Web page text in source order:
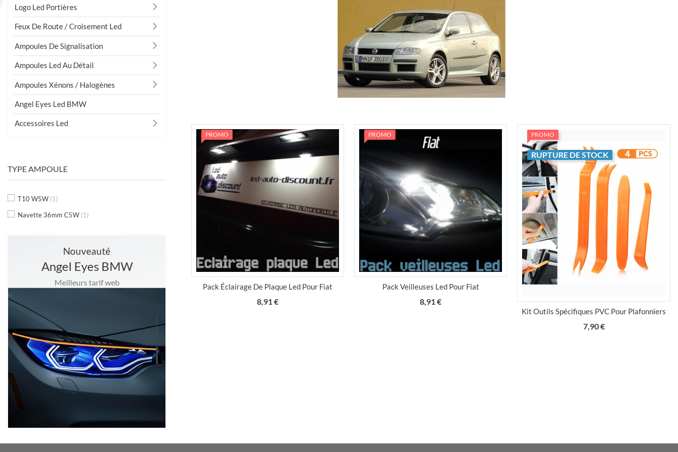
Logo Led Portières
Feux De Route / Croisement Led
Ampoules De Signalisation
Ampoules Led Au Détail
Ampoules Xénons / Halogènes
Angel Eyes Led BMW
Accessoires Led
TYPE AMPOULE
T10 W5W (1)
Navette 36mm C5W (1)
Grand choix
D'ampoules
10000 ampoules en stock
Nouveauté
Angel Eyes BMW
Meilleurs tarif web
Grand choix
PROMO
Pack Éclairage De Plaque Led Pour Fiat
8,91 €Prix
PROMO
Pack Veilleuses Led Pour Fiat
8,91 €Prix
PROMO
RUPTURE DE STOCK
Kit Outils Spécifiques PVC Pour Plafonniers
7,90 €Prix